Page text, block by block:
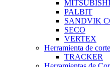
MITSUBISHI
PALBIT
SANDVIK
SECO
VERTEX
Herramienta de
TRACKER